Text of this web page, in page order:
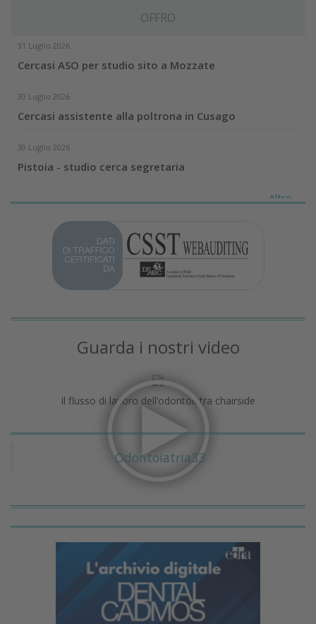
OFFRO
31 Luglio 2026
Cercasi ASO per studio sito a Mozzate
30 Luglio 2026
Cercasi assistente alla poltrona in Cusago
30 Luglio 2026
Pistoia - studio cerca segretaria
Altro...
Guarda i nostri video
Il flusso di lavoro dell’odontoiatra chairside
Odontoiatria33